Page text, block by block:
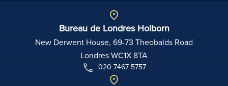
Bureau de Londres Holborn
New Derwent House, 69-73 Theobalds Road
Londres WC1X 8TA
020 7467 5757